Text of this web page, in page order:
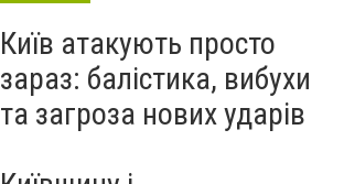
Київ атакують просто
зараз: балістика, вибухи
та загроза нових ударів